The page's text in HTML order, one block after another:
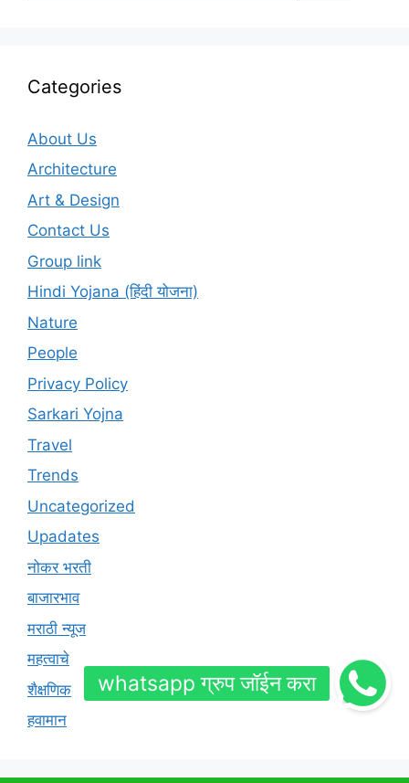
Categories
About Us
Architecture
Art & Design
Contact Us
Group link
Hindi Yojana (हिंदी योजना)
Nature
People
Privacy Policy
Sarkari Yojna
Travel
Trends
Uncategorized
Upadates
नोकर भरती
बाजारभाव
मराठी न्यूज
महत्वाचे
शैक्षणिक
हवामान